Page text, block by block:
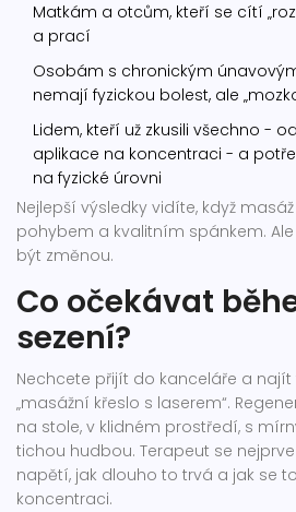
Matkám a otcům, kteří se cítí
a prací
Osobám s chronickým
nemají fyzickou bolest, ale
Lidem, kteří už zkusili všechno -
aplikace na koncentraci - a
na fyzické úrovni
Nejlepší výsledky vidíte, když
pohybem a kvalitním spánkem.
být změnou.
Co očekávat
sezení?
Nechcete přijít do kanceláře a
„masážní křeslo s laserem“.
na stole, v klidném prostředí, s
tichou hudbou. Terapeut se
napětí, jak dlouho to trvá a jak se
koncentraci.